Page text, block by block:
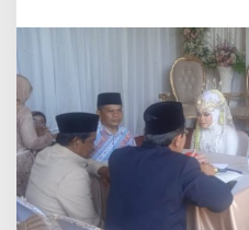
Kusnadi
Dengan
Heni
Nuraini